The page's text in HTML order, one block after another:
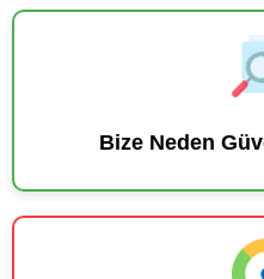
Bize Neden